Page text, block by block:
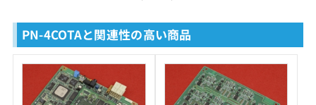
PN-4COTAと関連性の高い商品